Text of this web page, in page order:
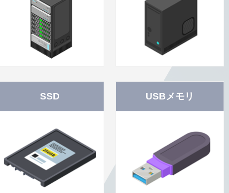
SSD USBメモリ